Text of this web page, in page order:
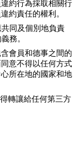
約行為採取相關行
約責任的權利。
同及個別地負責
務。
會員和德事之間的
意不得以任何方式
所在地的國家和地
轉讓給任何第三方